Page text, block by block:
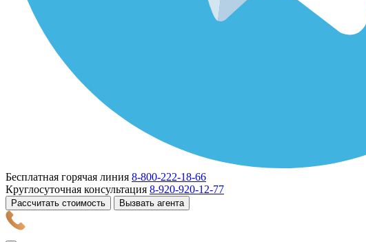
Бесплатная горячая линия 8-800-222-18-66
Круглосуточная консультация 8-920-920-12-77
Рассчитать стоимость Вызвать агента